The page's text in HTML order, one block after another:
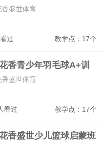
班
过 教学点：17个
香盛世体育
香青少年羽毛球A+训
看过 教学点：17个
香盛世体育
香盛世少儿篮球启蒙班